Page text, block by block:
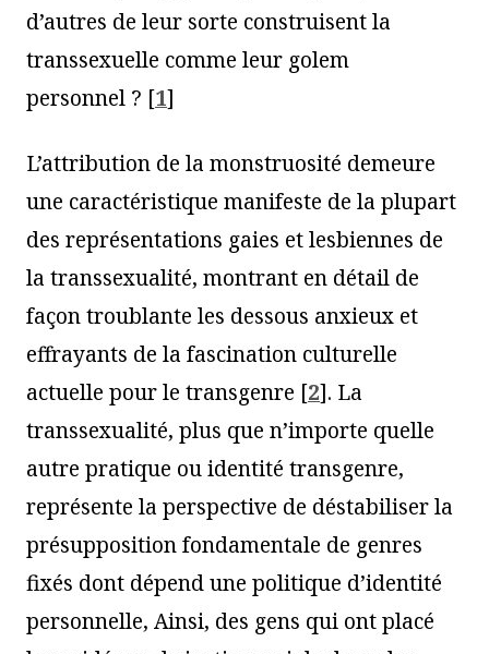
d’autres de leur sorte construisent la
transsexuelle comme leur golem
personnel ? [1]
L’attribution de la monstruosité demeure
une caractéristique manifeste de la plupart
des représentations gaies et lesbiennes de
la transsexualité, montrant en détail de
façon troublante les dessous anxieux et
effrayants de la fascination culturelle
actuelle pour le transgenre [2]. La
transsexualité, plus que n’importe quelle
autre pratique ou identité transgenre,
représente la perspective de déstabiliser la
présupposition fondamentale de genres
fixés dont dépend une politique d’identité
personnelle, Ainsi, des gens qui ont placé